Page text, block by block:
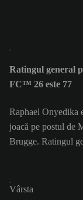
Ratingul general
FC™ 26 este 77
Raphael Onyedika
joacă pe postul de
Brugge. Ratingul
Vârsta